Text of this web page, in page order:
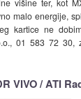
višine ter, kot
malo energije,
kartice ne
01 583 72 30,
VIVO / ATI